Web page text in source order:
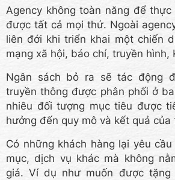
Agency không toàn năng để
được tất cả mọi thứ. Ngoài
liên đới khi triển khai một chiến
mạng xã hội, báo chí, truyền hình,
Ngân sách bỏ ra sẽ tác động
truyền thông được phân phối ở
nhiêu đối tượng mục tiêu được
hưởng đến quy mô và kết quả của
Có những khách hàng lại yêu
mục, dịch vụ khác mà không
giá. Ví dụ như muốn được tặng